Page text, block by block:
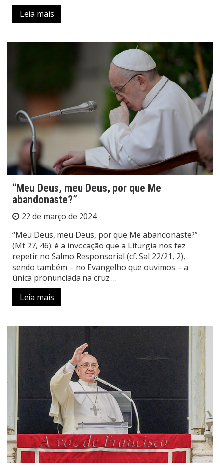
Leia mais
“Meu Deus, meu Deus, por que Me
abandonaste?”
22 de março de 2024
“Meu Deus, meu Deus, por que Me abandonaste?”
(Mt 27, 46): é a invocação que a Liturgia nos fez
repetir no Salmo Responsorial (cf. Sal 22/21, 2),
sendo também – no Evangelho que ouvimos – a
única pronunciada na cruz …
Leia mais